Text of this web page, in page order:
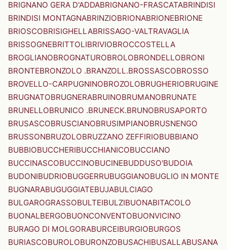
BRIGNANO GERA D'ADDABRIGNANO-FRASCATABRINDISI
BRINDISI MONTAGNABRINZIOBRIONABRIONEBRIONE
BRIOSCOBRISIGHELLABRISSAGO-VALTRAVAGLIA
BRISSOGNEBRITTOLIBRIVIOBROCCOSTELLA
BROGLIANOBROGNATUROBROLOBRONDELLOBRONI
BRONTEBRONZOLO .BRANZOLL.BROSSASCOBROSSO
BROVELLO-CARPUGNINOBROZOLOBRUGHERIOBRUGINE
BRUGNATOBRUGNERABRUINOBRUMANOBRUNATE
BRUNELLOBRUNICO .BRUNECK.BRUNOBRUSAPORTO
BRUSASCOBRUSCIANOBRUSIMPIANOBRUSNENGO
BRUSSONBRUZOLOBRUZZANO ZEFFIRIOBUBBIANO
BUBBIOBUCCHERIBUCCHIANICOBUCCIANO
BUCCINASCOBUCCINOBUCINEBUDDUSO'BUDOIA
BUDONIBUDRIOBUGGERRUBUGGIANOBUGLIO IN MONTE
BUGNARABUGUGGIATEBUJABULCIAGO
BULGAROGRASSOBULTEIBULZIBUONABITACOLO
BUONALBERGOBUONCONVENTOBUONVICINO
BURAGO DI MOLGORABURCEIBURGIOBURGOS
BURIASCOBUROLOBURONZOBUSACHIBUSALLABUSANA